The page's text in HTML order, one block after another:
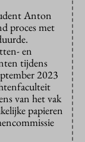
Anton
procesmet
en
tijdens
2023
van het vak
papieren